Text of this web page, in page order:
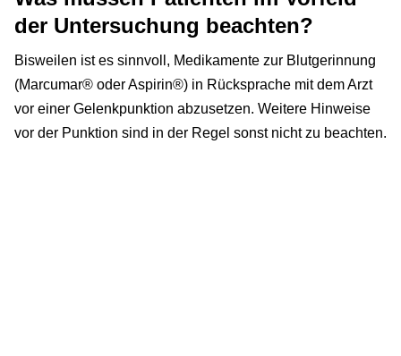
der Untersuchung beachten?
Bisweilen ist es sinnvoll, Medikamente zur Blutgerinnung
(Marcumar® oder Aspirin®) in Rücksprache mit dem Arzt
vor einer Gelenkpunktion abzusetzen. Weitere Hinweise
vor der Punktion sind in der Regel sonst nicht zu beachten.